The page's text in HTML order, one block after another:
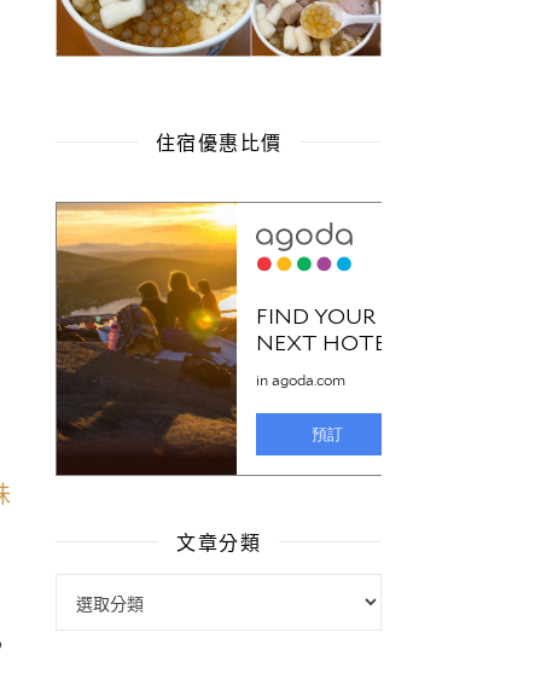
住宿優惠比價
文章分類